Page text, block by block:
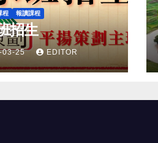
程 報讀課程
招生
03-25 EDITOR